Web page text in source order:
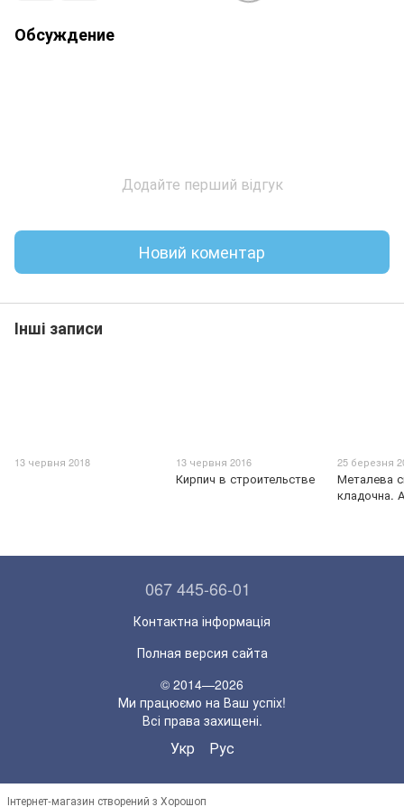
Обсуждение
Додайте перший відгук
Новий коментар
Інші записи
13 червня 2018 13 червня 2016
Кирпич в строительстве
25 березня
Металева
кладочна.
067 445-66-01
Контактна інформація
Полная версия сайта
© 2014—2026
Ми працюємо на Ваш успіх!
Всі права захищені.
Укр Рус
Інтернет-магазин створений з Хорошоп